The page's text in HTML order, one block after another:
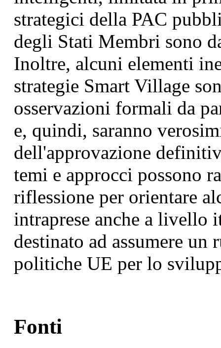
strategici della PAC
degli Stati Membri sono
Inoltre, alcuni elementi
strategie Smart Village
osservazioni formali da
e, quindi, saranno
dell'approvazione
temi e approcci possono
riflessione per orientare
intraprese anche a livello
destinato ad assumere
politiche UE per lo
Fonti